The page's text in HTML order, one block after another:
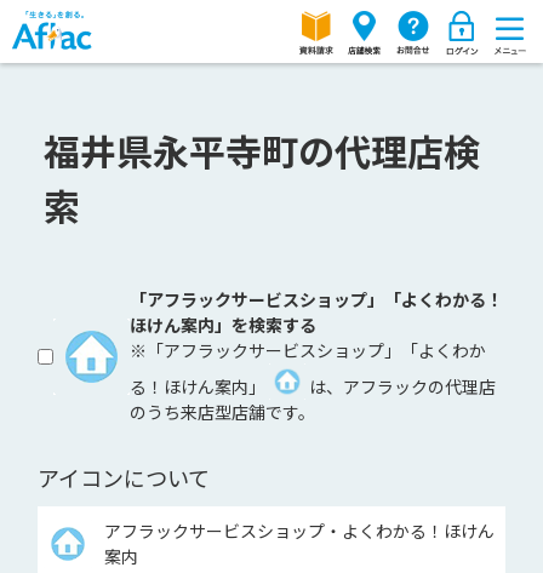
福井県永平寺町の代理店検
索
「アフラックサービスショップ」「よくわかる！
ほけん案内」を検索する
※「アフラックサービスショップ」「よくわか
る！ほけん案内」
は、アフラックの代理店
のうち来店型店舗です。
アイコンについて
アフラックサービスショップ・よくわかる！ほけん
案内